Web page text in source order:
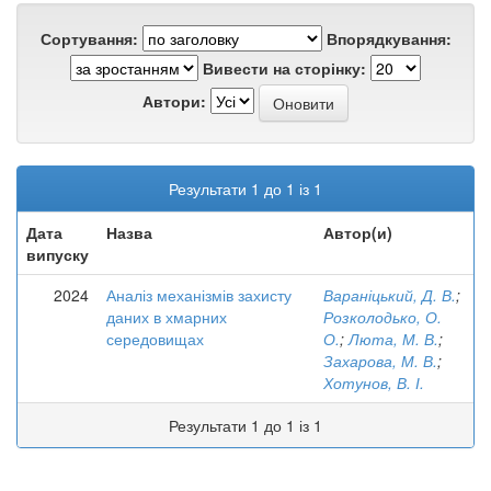
Сортування:
Впорядкування:
Вивести на сторінку:
Автори:
Результати 1 до 1 із 1
Дата
випуску
Назва Автор(и)
2024
Аналіз механізмів захисту
даних в хмарних
середовищах
Вараніцький, Д. В.;
Розколодько, О.
О.;Люта, М. В.;
Захарова, М. В.;
Хотунов, В. І.
Результати 1 до 1 із 1